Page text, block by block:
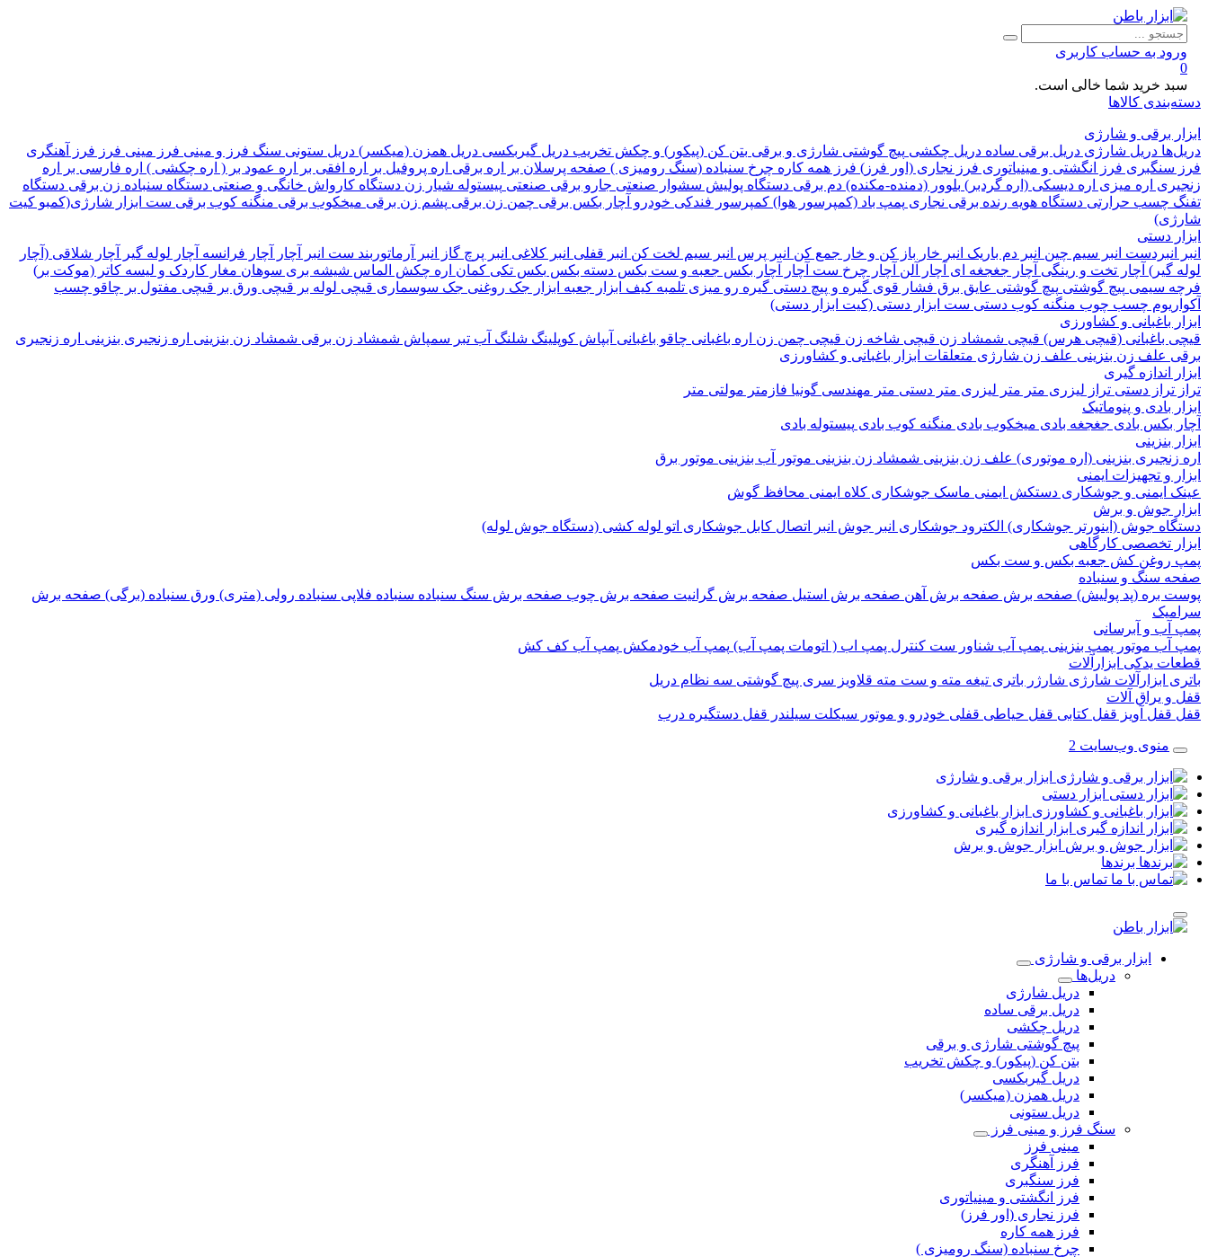
ورود به حساب کاربری
0
سبد خرید شما خالی است.
دسته‌بندی کالاها
ابزار برقی و شارژی
دریل‌ها دریل شارژی دریل برقی ساده دریل چکشی پیچ گوشتی شارژی و برقی بتن کن (پیکور) و چکش تخریب دریل گیربکسی دریل همزن (میکسر) دریل ستونی سنگ فرز و مینی فرز مینی فرز فرز آهنگری
فرز سنگبری فرز انگشتی و مینیاتوری فرز نجاری (اور فرز) فرز همه کاره چرخ سنباده (سنگ رومیزی ) صفحه پرسلان بر اره برقی اره پروفیل بر اره افقی بر اره عمود بر ( اره چکشی ) اره فارسی بر
اره
زنجیری اره میزی اره دیسکی (اره گردبر) بلوور (دمنده-مکنده) دم برقی دستگاه پولیش سشوار صنعتی جارو برقی صنعتی پیستوله شیار زن دستگاه کارواش خانگی و صنعتی دستگاه سنباده زن برقی دستگاه
تفنگ چسب حرارتی دستگاه هویه رنده برقی نجاری پمپ باد (کمپرسور هوا) کمپرسور فندکی خودرو آچار بکس برقی چمن زن برقی پشم زن برقی میخکوب برقی منگنه کوب برقی ست ابزار شارژی(کمبو کیت
شارژی)
ابزار دستی
انبر
انبردست انبر سیم چین انبر دم باریک انبر خار باز کن و خار جمع کن انبر پرس انبر سیم لخت کن انبر قفلی انبر کلاغی انبر پرچ گاز انبر آرماتوربند ست انبر آچار آچار فرانسه آچار لوله گیر
آچار شلاقی (آچار
لوله گیر) آچار تخت و رینگی آچار جغجغه ای آچار آلن آچار چرخ ست آچار آچار بکس جعبه و ست بکس دسته بکس بکس تکی کمان اره چکش الماس شیشه بری سوهان مغار کاردک و لیسه کاتر (موکت بر)
فرچه سیمی پیچ‌ گوشتی پیچ گوشتی عایق برق فشار قوی گیره و پیچ دستی گیره رو میزی تلمبه کیف ابزار جعبه ابزار جک روغنی جک سوسماری قیچی لوله بر قیچی ورق بر قیچی مفتول بر چاقو چسب
آکواریوم چسب چوب منگنه کوب دستی ست ابزار دستی (کیت ابزار دستی)
ابزار باغبانی و کشاورزی
قیچی باغبانی (قیچی هرس) قیچی شمشاد زن قیچی شاخه زن قیچی چمن زن اره باغبانی چاقو باغبانی آبپاش کوپلینگ شلنگ آب تبر سمپاش شمشاد زن برقی شمشاد زن بنزینی اره زنجیری بنزینی اره زنجیری
برقی علف زن بنزینی علف زن شارژی متعلقات ابزار باغبانی و کشاورزی
ابزار اندازه گیری
تراز تراز دستی تراز لیزری متر متر لیزری متر دستی متر مهندسی گونیا فازمتر مولتی متر
ابزار بادی و پنوماتیک
آچار بکس بادی جغجغه بادی میخکوب بادی منگنه کوب بادی پیستوله بادی
ابزار بنزینی
اره زنجیری بنزینی (اره موتوری) علف زن بنزینی شمشاد زن بنزینی موتور آب بنزینی موتور برق
ابزار و تجهیزات ایمنی
عینک ایمنی و جوشکاری دستکش ایمنی ماسک جوشکاری کلاه ایمنی محافظ گوش
ابزار جوش و برش
دستگاه جوش (اینورتر جوشکاری) الکترود جوشکاری انبر جوش انبر اتصال کابل جوشکاری اتو لوله کشی (دستگاه جوش لوله)
ابزار تخصصی کارگاهی
پمپ روغن کش جعبه بکس و ست بکس
صفحه سنگ و سنباده
پوست بره (پد پولیش) صفحه برش‌ صفحه برش‌ آهن صفحه برش‌ استیل صفحه برش‌ گرانیت صفحه برش چوب صفحه برش‌ سنگ سنباده سنباده فلاپی سنباده رولی (متری) ورق سنباده (برگی) صفحه برش‌
سرامیک
پمپ آب و آبرسانی
پمپ آب موتور پمپ بنزینی پمپ آب شناور ست کنترل پمپ اب ( اتومات پمپ آب) پمپ آب خودمکش پمپ آب کف کش
قطعات یدکی ابزارآلات
باتری ابزارآلات شارژی شارژر باتری تیغه مته و ست مته قلاویز سری پیچ گوشتی سه نظام دریل
قفل و یراق آلات
قفل قفل آویز قفل کتابی قفل حیاطی قفلی خودرو و موتور سیکلت سیلندر قفل دستگیره درب
منوی وب‌سایت 2
ابزار برقی و شارژی
ابزار دستی
ابزار باغبانی و کشاورزی
ابزار اندازه گیری
ابزار جوش و برش
برندها
تماس با ما
ابزار برقی و شارژی
دریل‌ها
دریل شارژی
دریل برقی ساده
دریل چکشی
پیچ گوشتی شارژی و برقی
بتن کن (پیکور) و چکش تخریب
دریل گیربکسی
دریل همزن (میکسر)
دریل ستونی
سنگ فرز و مینی فرز
مینی فرز
فرز آهنگری
فرز سنگبری
فرز انگشتی و مینیاتوری
فرز نجاری (اور فرز)
فرز همه کاره
چرخ سنباده (سنگ رومیزی )